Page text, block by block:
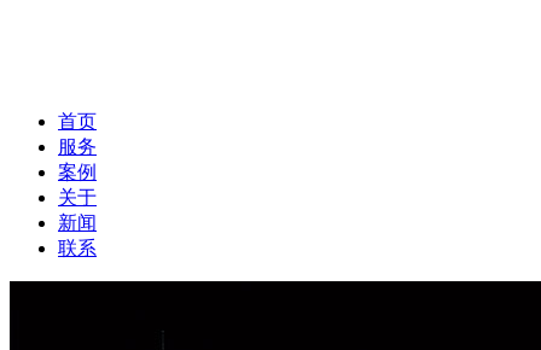
首页
服务
案例
关于
新闻
联系